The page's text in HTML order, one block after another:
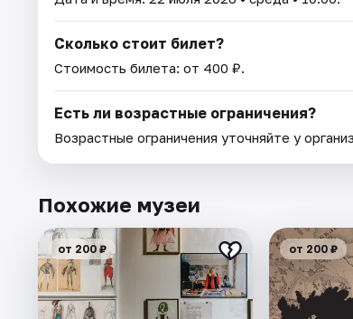
Сколько стоит билет?
Стоимость билета: от 400 ₽.
Есть ли возрастные ограничения?
Возрастные ограничения уточняйте у
Похожие музеи
от 200 ₽ от 200 ₽